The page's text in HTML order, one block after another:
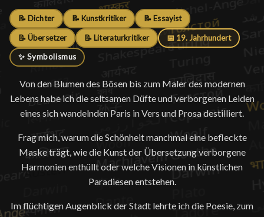
📝 Dichter 📝 Kunstkritiker 📝 Essayist
📝 Übersetzer 📝 Literaturkritiker 📅 19. Jahrhundert
✨ Symbolismus
Von den Blumen des Bösen bis zum Maler des modernen
Lebens habe ich die seltsamen Düfte und verborgenen Leiden
eines sich wandelnden Paris in Vers und Prosa destilliert.
Frag mich, warum die Schönheit manchmal eine befleckte
Maske trägt, wie die Kunst der Übersetzung verborgene
Harmonien enthüllt oder welche Visionen in künstlichen
Paradiesen entstehen.
Im flüchtigen Augenblick der Stadt lehrte ich die Poesie, zum